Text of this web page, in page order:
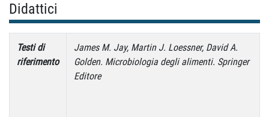
Didattici
Testi di
riferimento
James M. Jay, Martin J. Loessner, David A.
Golden. Microbiologia degli alimenti. Springer
Editore